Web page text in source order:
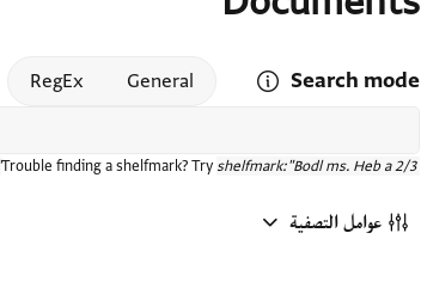
Search mode
Open search mode help
General
RegEx
Trouble finding a shelfmark? Try shelfmark:"Bodl ms. Heb a 2/3"
عوامل التصفية